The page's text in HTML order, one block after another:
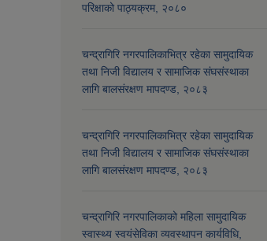
परिक्षाको पाठ्यक्रम, २०८०
चन्द्रागिरि नगरपालिकाभित्र रहेका सामुदायिक
तथा निजी विद्यालय र सामाजिक संघसंस्थाका
लागि बालसंरक्षण मापदण्ड, २०८३
चन्द्रागिरि नगरपालिकाभित्र रहेका सामुदायिक
तथा निजी विद्यालय र सामाजिक संघसंस्थाका
लागि बालसंरक्षण मापदण्ड, २०८३
चन्द्रागिरि नगरपालिकाको महिला सामुदायिक
स्वास्थ्य स्वयंसेविका व्यवस्थापन कार्यविधि,